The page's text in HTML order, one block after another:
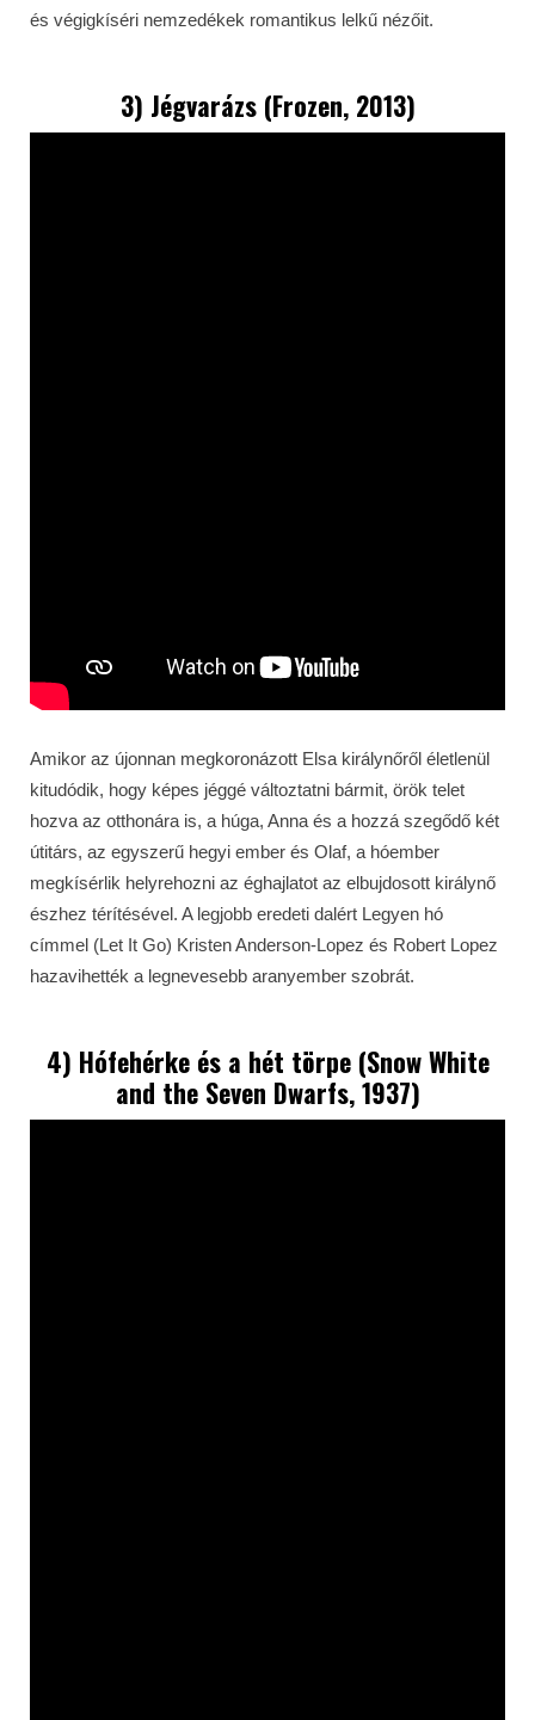
és végigkíséri nemzedékek romantikus lelkű nézőit.
3) Jégvarázs (Frozen, 2013)
Amikor az újonnan megkoronázott Elsa királynőről életlenül
kitudódik, hogy képes jéggé változtatni bármit, örök telet
hozva az otthonára is, a húga, Anna és a hozzá szegődő két
útitárs, az egyszerű hegyi ember és Olaf, a hóember
megkísérlik helyrehozni az éghajlatot az elbujdosott királynő
észhez térítésével. A legjobb eredeti dalért Legyen hó
címmel (Let It Go) Kristen Anderson-Lopez és Robert Lopez
hazavihették a legnevesebb aranyember szobrát.
4) Hófehérke és a hét törpe (Snow White
and the Seven Dwarfs, 1937)